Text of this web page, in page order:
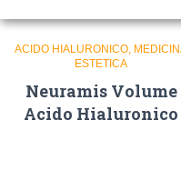
ACIDO HIALURONICO
ESTETICA
Neuramis Volume
Acido Hialuronico